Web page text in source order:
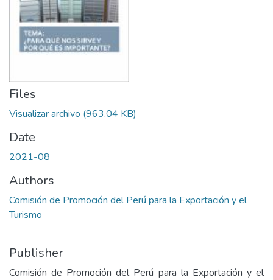
Files
Visualizar archivo (963.04 KB)
Date
2021-08
Authors
Comisión de Promoción del Perú para la Exportación y el
Turismo
Publisher
Comisión de Promoción del Perú para la Exportación y el